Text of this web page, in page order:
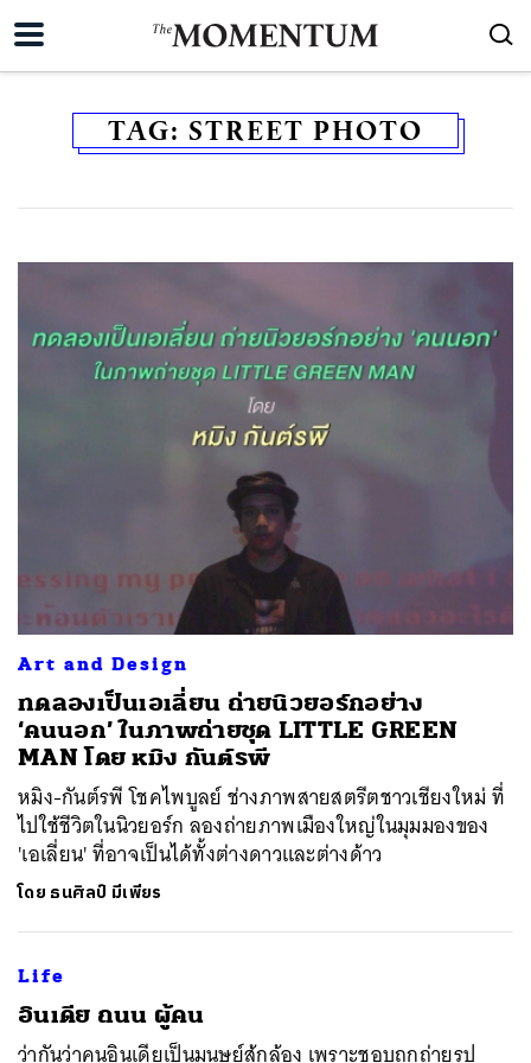
TAG: STREET PHOTO
Art and Design
ทดลองเป็นเอเลี่ยน ถ่ายนิวยอร์กอย่าง
‘คนนอก’ ในภาพถ่ายชุด LITTLE GREEN
MAN โดย หมิง กันต์รพี
หมิง-กันต์รพี โชคไพบูลย์ ช่างภาพสายสตรีตชาวเชียงใหม่ ที่
ไปใช้ชีวิตในนิวยอร์ก ลองถ่ายภาพเมืองใหญ่ในมุมมองของ
'เอเลี่ยน' ที่อาจเป็นได้ทั้งต่างดาวและต่างด้าว
โดย ธนศิลป์ มีเพียร
Life
อินเดีย ถนน ผู้คน
ว่ากันว่าคนอินเดียเป็นมนุษย์สู้กล้อง เพราะชอบถูกถ่ายรูป
ค้นหา
SHARE TWEET